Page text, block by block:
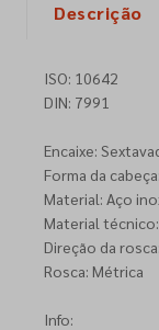
Descrição
ISO: 10642
DIN: 7991
Encaixe:
Forma da
Material: Aço
Material
Direção da
Rosca: Métrica
Info: